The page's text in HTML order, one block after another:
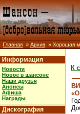
Главная » Архив » Хорошая
Информация
Новости
Новое в шансоне
Наши друзья
Анонсы
Афиша
Награды
Дискография
К